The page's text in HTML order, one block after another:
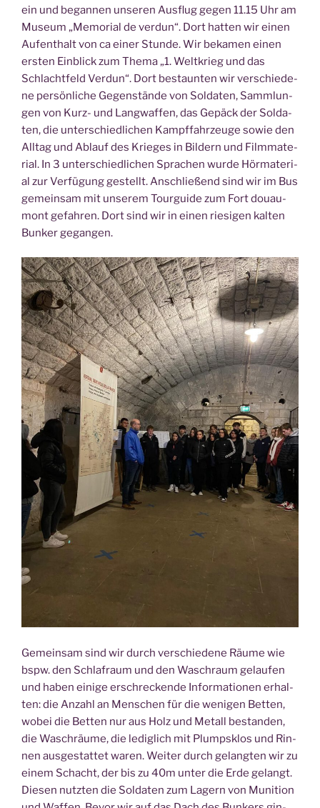
ein und began­nen unse­ren Aus­flug gegen 11.15 Uhr am
Muse­um „Memo­ri­al de ver­dun“. Dort hat­ten wir einen
Auf­ent­halt von ca einer Stun­de. Wir beka­men einen
ers­ten Ein­blick zum The­ma „1. Welt­krieg und das
Schlacht­feld Ver­dun“. Dort bestaun­ten wir ver­schie­de­
ne per­sön­li­che Gegen­stän­de von Sol­da­ten, Samm­lun­
gen von Kurz- und Lang­waf­fen, das Gepäck der Sol­da­
ten, die unter­schied­li­chen Kampf­fahr­zeu­ge sowie den
All­tag und Ablauf des Krie­ges in Bil­dern und Film­ma­te­
ri­al. In 3 unter­schied­li­chen Spra­chen wur­de Hör­ma­te­ri­
al zur Ver­fü­gung gestellt. Anschlie­ßend sind wir im Bus
gemein­sam mit unse­rem Tour­gui­de zum Fort douau­
mont gefah­ren. Dort sind wir in einen rie­si­gen kal­ten
Bun­ker gegangen.
Gemein­sam sind wir durch ver­schie­de­ne Räu­me wie
bspw. den Schlaf­raum und den Wasch­raum gelau­fen
und haben eini­ge erschre­cken­de Infor­ma­tio­nen erhal­
ten: die Anzahl an Men­schen für die weni­gen Bet­ten,
wobei die Bet­ten nur aus Holz und Metall bestan­den,
die Wasch­räu­me, die ledig­lich mit Plumps­klos und Rin­
nen aus­ge­stat­tet waren. Wei­ter durch gelang­ten wir zu
einem Schacht, der bis zu 40m unter die Erde gelangt.
Die­sen nutz­ten die Sol­da­ten zum Lagern von Muni­ti­on